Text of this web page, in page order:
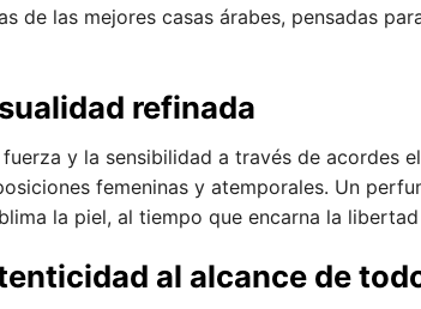
de las mejores casas árabes, pensadas
refinada
fuerza y la sensibilidad a través de acordes
femeninas y atemporales. Un
la piel, al tiempo que encarna la
al alcance de